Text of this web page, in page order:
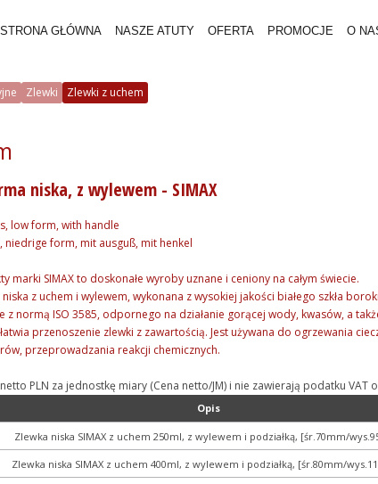
STRONA GŁÓWNA NASZE ATUTY OFERTA PROMOCJE O
Zlewki Zlewki z uchem
niska, z wylewem - SIMAX
low form, with handle
niedrige form, mit ausguß, mit henkel
marki SIMAX to doskonałe wyroby uznane i ceniony na całym świecie.
z uchem i wylewem, wykonana z wysokiej jakości białego szkła
z normą ISO 3585, odpornego na działanie gorącej wody, kwasów, a
przenoszenie zlewki z zawartością. Jest używana do ogrzewania
przeprowadzania reakcji chemicznych.
PLN za jednostkę miary (Cena netto/JM) i nie zawierają podatku VAT
Opis
Zlewka niska SIMAX z uchem 250ml, z wylewem i podziałką, [śr.70mm/
Zlewka niska SIMAX z uchem 400ml, z wylewem i podziałką, [śr.80mm/